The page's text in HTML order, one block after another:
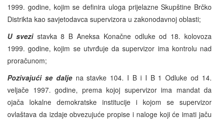
1999. godine, kojim se definira uloga prijelazne Skupštine Brčko
Distrikta kao savjetodavca supervizora u zakonodavnoj oblasti;
U svezi stavka 8 B Aneksa Konačne odluke od 18. kolovoza
1999. godine, kojim se utvrđuje da supervizor ima kontrolu nad
proračunom;
Pozivajući se daljena stavke 104. I B i I B 1 Odluke od 14.
veljače 1997. godine, prema kojoj supervizor ima mandat da
ojača lokalne demokratske institucije i kojom se supervizor
ovlaštava da izdaje obvezujuće propise i naloge koji će imati jaču